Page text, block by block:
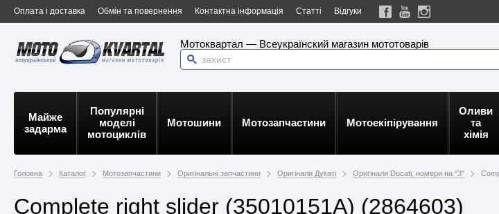
Оплата і доставка Обмін та повернення Контактна інформація Статті Відгуки
Мотоквартал — Всеукраїнский магазин мототоварів
Майже
задарма
Популярні
моделі
мотоциклів
Мотошини Мотозапчастини Мотоекіпірування
Оливи
та
хімія
Головна Каталог Мотозапчастини Оригінальні запчастини Оригінали Дукаті Оригінали Ducati, номери на "3"
Complete right slider (35010151A) (2864603)